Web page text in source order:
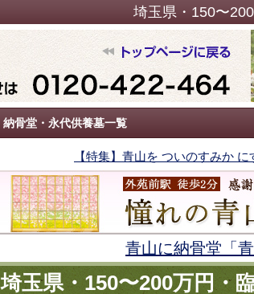
埼玉県・150〜
納骨堂・永代供養墓一覧
【特集】青山を ついのすみか に
青山に納骨堂「
埼玉県・150〜200万円・